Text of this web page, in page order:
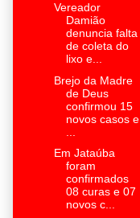
Vereador
Damião
denuncia falta
de coleta do
lixo e...
Brejo da Madre
de Deus
confirmou 15
novos casos e
Em Jataúba
foram
confirmados
08 curas e 07
novos c...